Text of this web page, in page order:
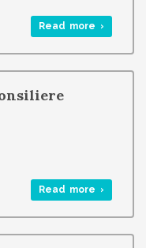
Read more ›
Read more ›